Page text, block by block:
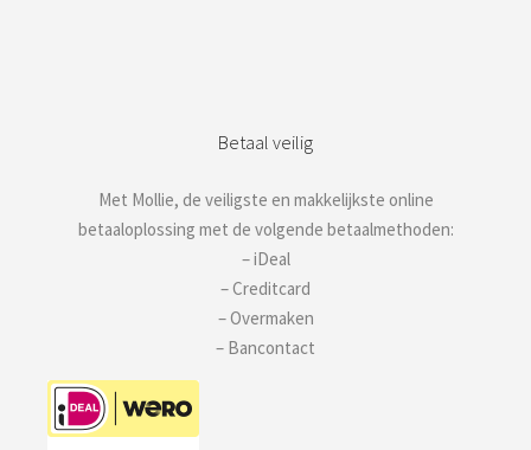
Betaal veilig
Met Mollie, de veiligste en makkelijkste online
betaaloplossing met de volgende betaalmethoden:
– iDeal
– Creditcard
– Overmaken
– Bancontact